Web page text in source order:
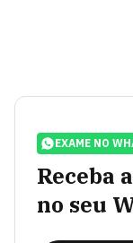
EXAME NO
Receba
no seu